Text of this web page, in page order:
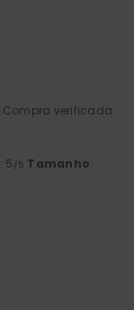
Compra verificada
: 5 /5 Tamanho: